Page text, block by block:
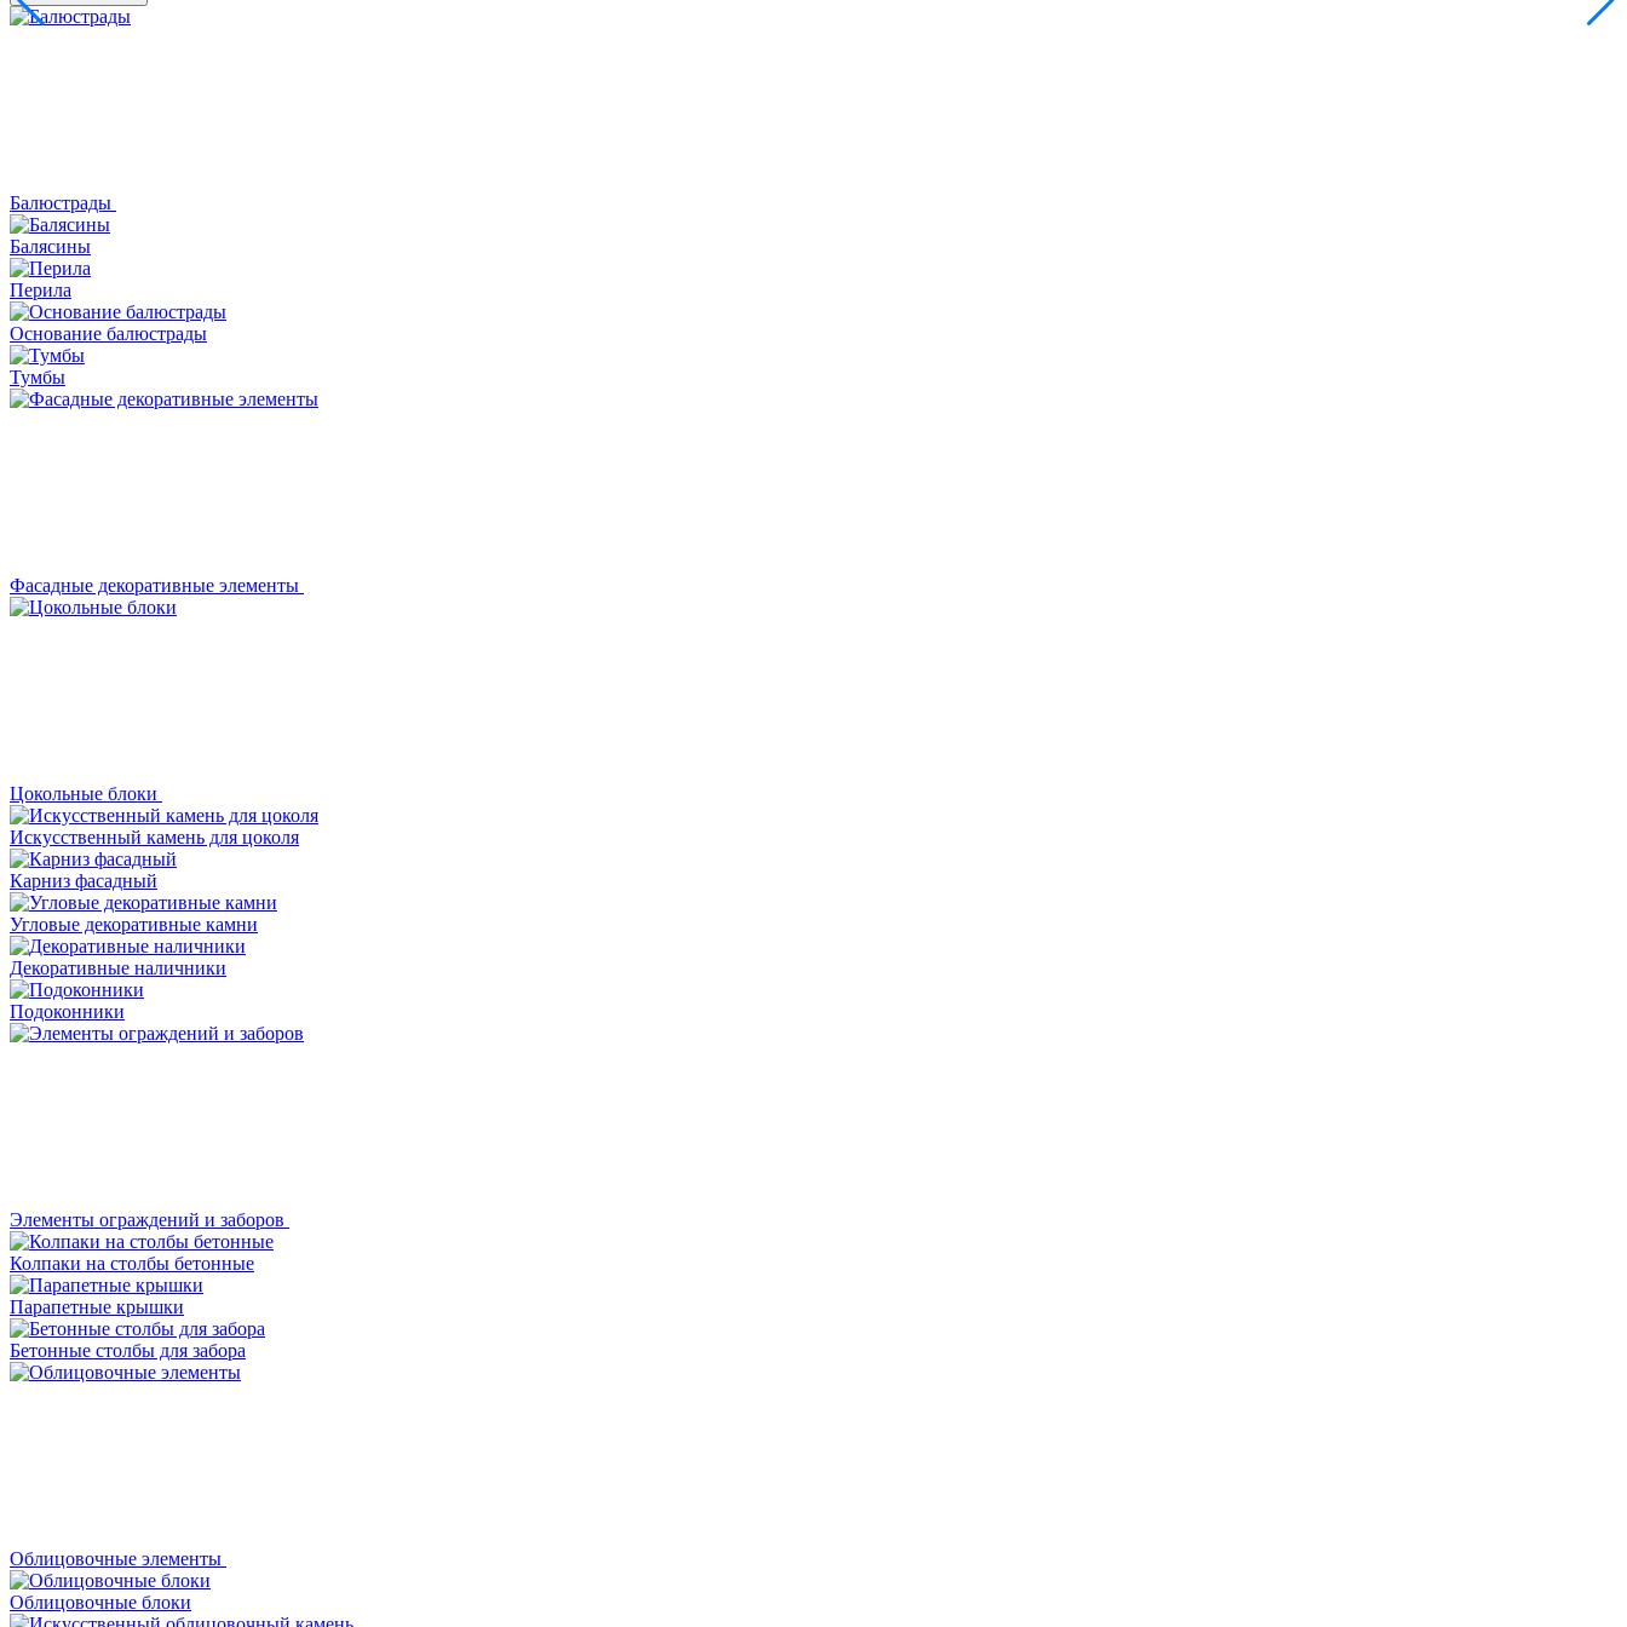
Балюстрады
Балясины
Перила
Основание балюстрады
Тумбы
Фасадные декоративные элементы
Цокольные блоки
Искусственный камень для цоколя
Карниз фасадный
Угловые декоративные камни
Декоративные наличники
Подоконники
Элементы ограждений и заборов
Колпаки на столбы бетонные
Парапетные крышки
Бетонные столбы для забора
Облицовочные элементы
Облицовочные блоки